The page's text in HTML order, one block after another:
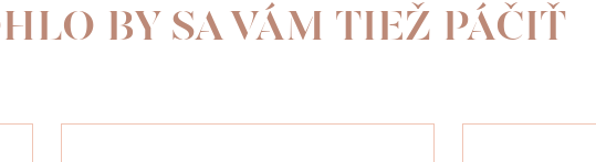
BY SA VÁM TIEŽ PÁČIŤ